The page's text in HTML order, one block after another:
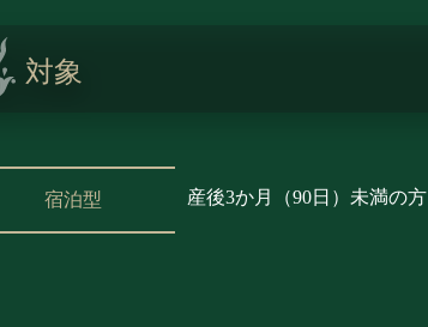
対象
宿泊型 産後3か月（90日）未満の方